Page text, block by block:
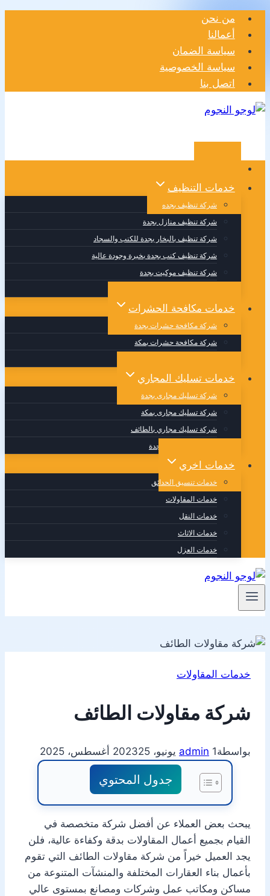
التجاوز
المحتوى
من نحن
أعمالنا
سياسة الضمان
سياسة الخصوصية
اتصل بنا
خدمات التنظيف
شركة تنظيف بجده
شركة تنظيف منازل بجدة
شركة تنظيف بالبخار بجدة للكنب والسجاد
شركة تنظيف كنب بجدة بخبرة وجودة عالية
شركة تنظيف موكيت بجدة
خدمات مكافحة الحشرات
شركة مكافحة حشرات بجدة
شركة مكافحة حشرات بمكة
خدمات تسليك المجاري
شركة تسليك مجارى بجدة
شركة تسليك مجارى بمكة
شركة تسليك مجاري بالطائف
وايت صرف صحي بجدة
خدمات اخري
خدمات تنسيق الحدائق
خدمات المقاولات
خدمات النقل
خدمات الاثاث
خدمات العزل
خدمات المقاولات
شركة مقاولات الطائف
بواسطة admin 1 يونيو، 2023 25 أغسطس، 2025
جدول المحتوي
يبحث بعض العملاء عن أفضل شركة متخصصة في
القيام بجميع أعمال المقاولات بدقة وكفاءة عالية، فلن
يجد العميل خيراً من شركة مقاولات الطائف التي تقوم
بأعمال بناء العقارات المختلفة والمنشآت المتنوعة من
مساكن ومكاتب عمل وشركات ومصانع بمستوى عالي